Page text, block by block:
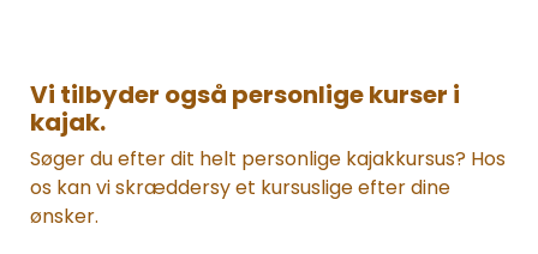
Vi tilbyder også personlige kurser i
kajak.
Søger du efter dit helt personlige kajakkursus? Hos
os kan vi skræddersy et kursuslige efter dine
ønsker.